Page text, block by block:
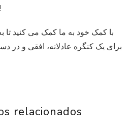
با کمک خود به ما کمک می کنید تا
برای یک کنگره عادلانه، افقی و در
relacionados